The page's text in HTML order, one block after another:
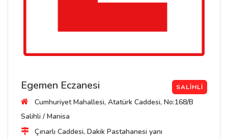
Egemen Eczanesi SALIHLI
Cumhuriyet Mahallesi, Atatürk Caddesi, No:168/B
Salihli / Manisa
Çınarlı Caddesi, Dakik Pastahanesi yanı